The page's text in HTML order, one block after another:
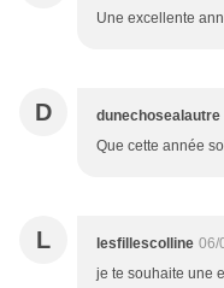
Une excellente
D dunechosealautre
Que cette année
L lesfillescolline 06/
je te souhaite une